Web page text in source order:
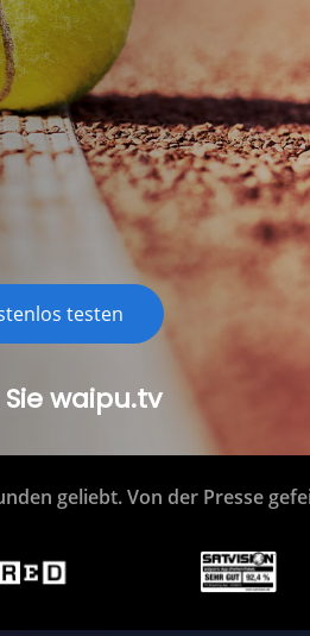
Chromecast
Smart TVs
Roku
testen
waipu.tv
geliebt.Von der Presse